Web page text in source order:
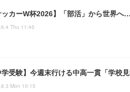
ッカーW杯2026】「部活」から世界
Thu 11:45
学受験】今週末行ける中高一貫「学校
Mon 10:15